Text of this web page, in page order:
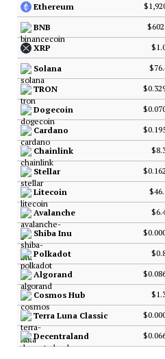
Ethereum
BNB
XRP
Solana
TRON
Dogecoin
Cardano
Chainlink
Stellar
Litecoin
Avalanche
Shiba Inu
Polkadot
Algorand
Cosmos Hub
Terra Luna Classic
Decentraland